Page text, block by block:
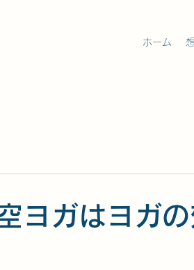
ホーム
ヨガはヨガ